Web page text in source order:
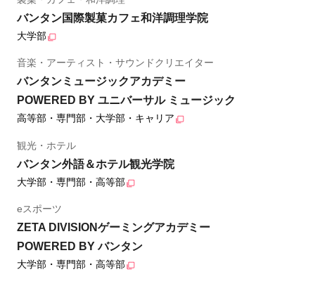
バンタン国際製菓カフェ和洋調理学院
大学部
音楽・アーティスト・サウンドクリエイター
バンタンミュージックアカデミー
POWERED BY ユニバーサル ミュージック
高等部・専門部・大学部・キャリア
観光・ホテル
バンタン外語＆ホテル観光学院
大学部・専門部・高等部
eスポーツ
ZETA DIVISIONゲーミングアカデミー
POWERED BY バンタン
大学部・専門部・高等部